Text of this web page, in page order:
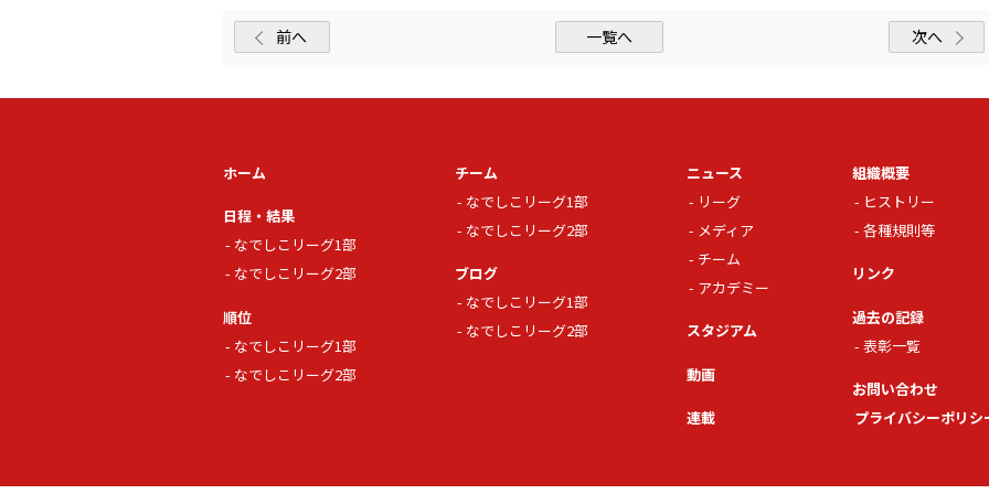
前へ 一覧へ 次へ
ホーム
日程・結果
なでしこリーグ1部
なでしこリーグ2部
順位
なでしこリーグ1部
なでしこリーグ2部
チーム
なでしこリーグ1部
なでしこリーグ2部
ブログ
なでしこリーグ1部
なでしこリーグ2部
ニュース
リーグ
メディア
チーム
アカデミー
スタジアム
動画
連載
組織概要
ヒストリー
各種規則等
リンク
過去の記録
表彰一覧
お問い合わせ
プライバシーポリシ